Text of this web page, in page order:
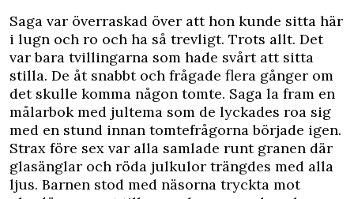
Saga var överraskad över att hon kunde sitta här
i lugn och ro och ha så trevligt. Trots allt. Det
var bara tvillingarna som hade svårt att sitta
stilla. De åt snabbt och frågade flera gånger om
det skulle komma någon tomte. Saga la fram en
målarbok med jultema som de lyckades roa sig
med en stund innan tomtefrågorna började igen.
Strax före sex var alla samlade runt granen där
glasänglar och röda julkulor trängdes med alla
ljus. Barnen stod med näsorna tryckta mot